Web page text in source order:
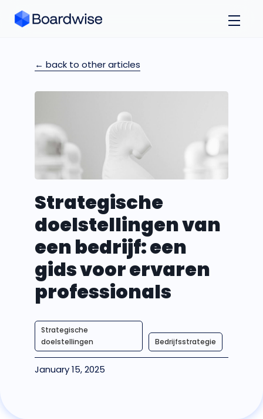
← back to other articles
Strategische
doelstellingen van
een bedrijf: een
gids voor ervaren
professionals
Strategische
doelstellingen
Bedrijfsstrategie
January 15, 2025